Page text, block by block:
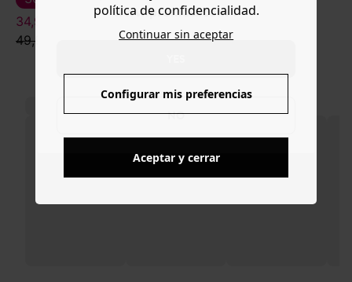
www.promod.com ?
NO
34,99 €
49,99 €
19,99 €
política de confidencialidad.
Continuar sin aceptar
Configurar mis preferencias
Aceptar y cerrar